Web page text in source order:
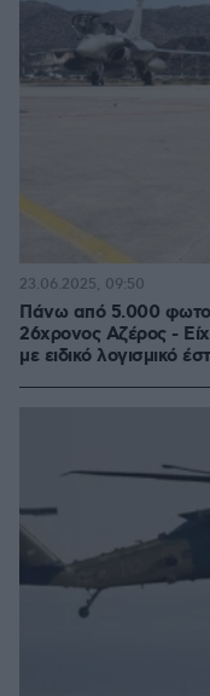
Πάνω από 5.000
26χρονος Αζέρος -
με ειδικό λογισμικό
23.06.2025, 09:50